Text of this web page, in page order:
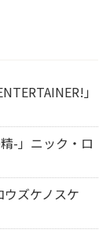
」
-」ニック・ロ
ズケノスケ